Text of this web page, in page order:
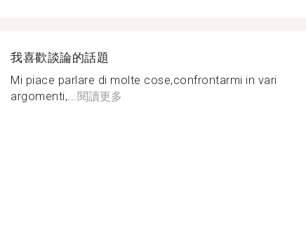
我喜歡談論的話題
Mi piace parlare di molte cose,confrontarmi in vari
argomenti,...閱讀更多